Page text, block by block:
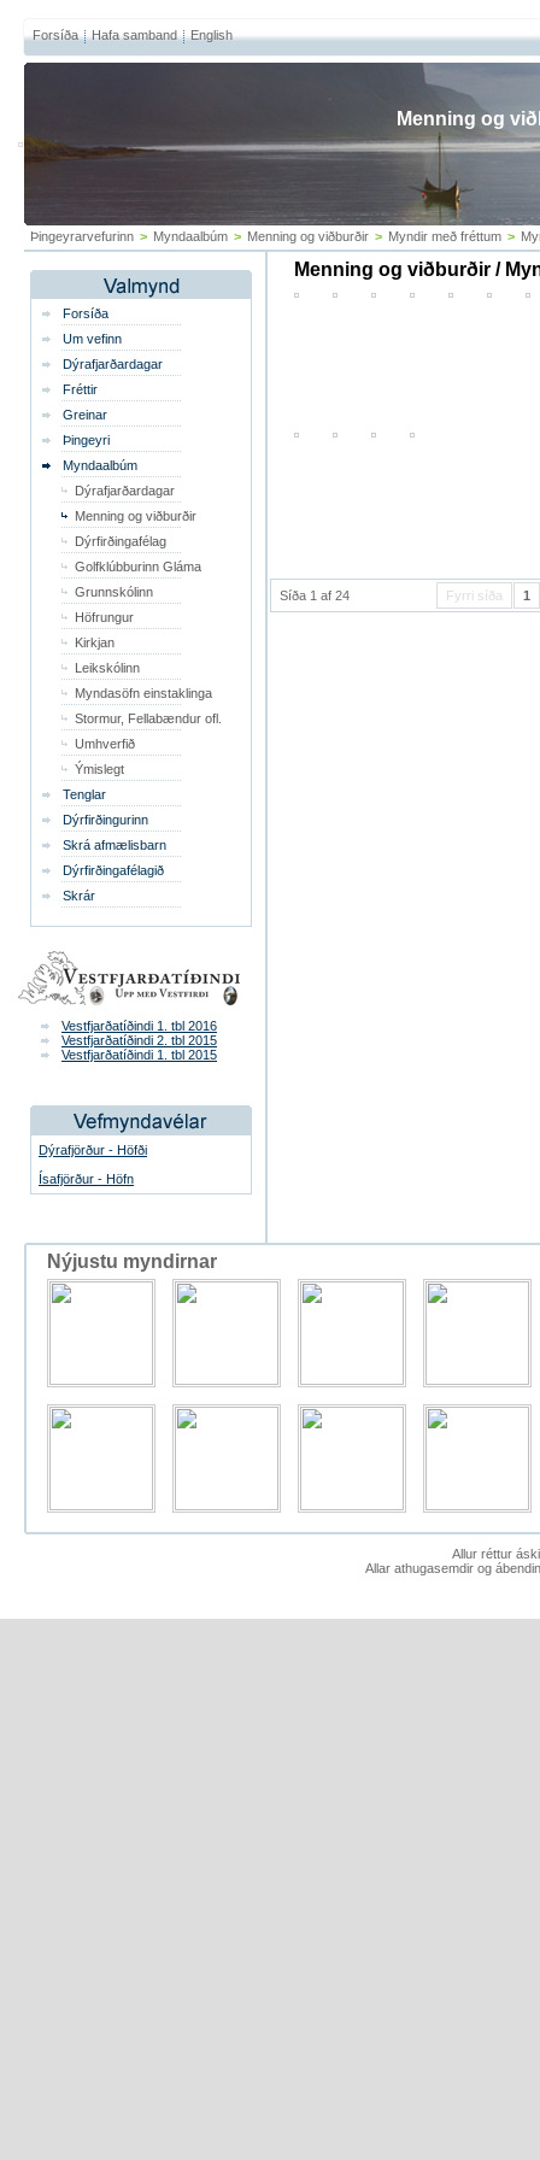
Forsíða Hafa samband English
Þingeyrarvefurinn > Myndaalbúm > Menning og viðburðir > Myndir með fréttum >
Forsíða
Um vefinn
Dýrafjarðardagar
Fréttir
Greinar
Þingeyri
Myndaalbúm
Dýrafjarðardagar
Menning og viðburðir
Dýrfirðingafélag
Golfklúbburinn Gláma
Grunnskólinn
Höfrungur
Kirkjan
Leikskólinn
Myndasöfn einstaklinga
Stormur, Fellabændur ofl.
Umhverfið
Ýmislegt
Tenglar
Dýrfirðingurinn
Skrá afmælisbarn
Dýrfirðingafélagið
Skrár
Vestfjarðatíðindi 1. tbl 2016
Vestfjarðatíðindi 2. tbl 2015
Vestfjarðatíðindi 1. tbl 2015
Dýrafjörður - Höfði
Ísafjörður - Höfn
Menning og viðburðir /
Fyrri síða 1
Síða 1 af 24
Menning og
Nýjustu myndirnar
Allur réttur
Allar athugasemdir og